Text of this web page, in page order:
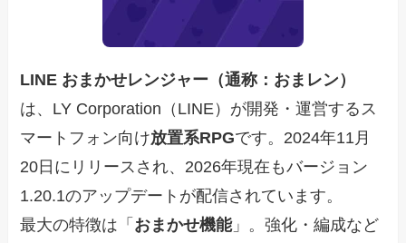
LINE おまかせレンジャー（通称：おまレン）
は、LY Corporation（LINE）が開発・運営するス
マートフォン向け放置系RPGです。2024年11月
20日にリリースされ、2026年現在もバージョン
1.20.1のアップデートが配信されています。
最大の特徴は「 おまかせ機能」。強化・編成など